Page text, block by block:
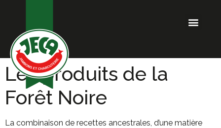
Les produits de la
Forêt Noire
La combinaison de recettes ancestrales, d’une matière